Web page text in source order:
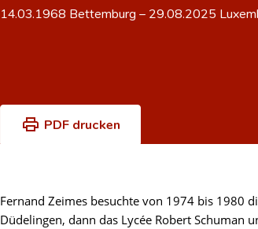
14.03.1968 Bettemburg – 29.08.2025
PDF drucken
Fernand Zeimes besuchte von 1974 bis 1980
Düdelingen, dann das Lycée Robert Schuman